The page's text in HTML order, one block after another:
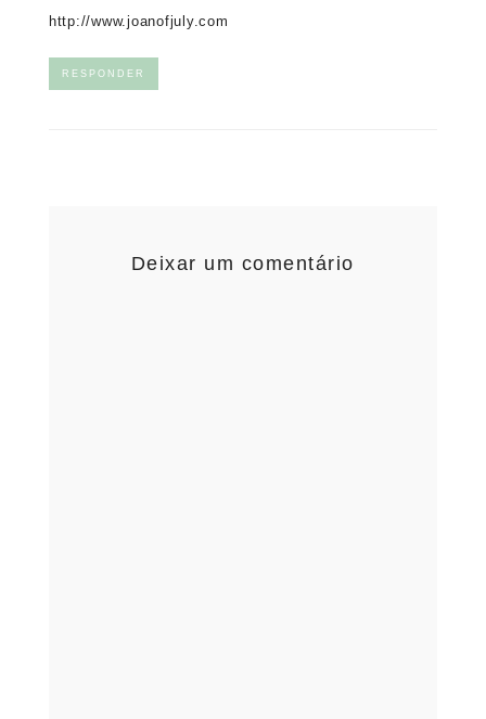
http://www.joanofjuly.com
RESPONDER
Deixar um comentário